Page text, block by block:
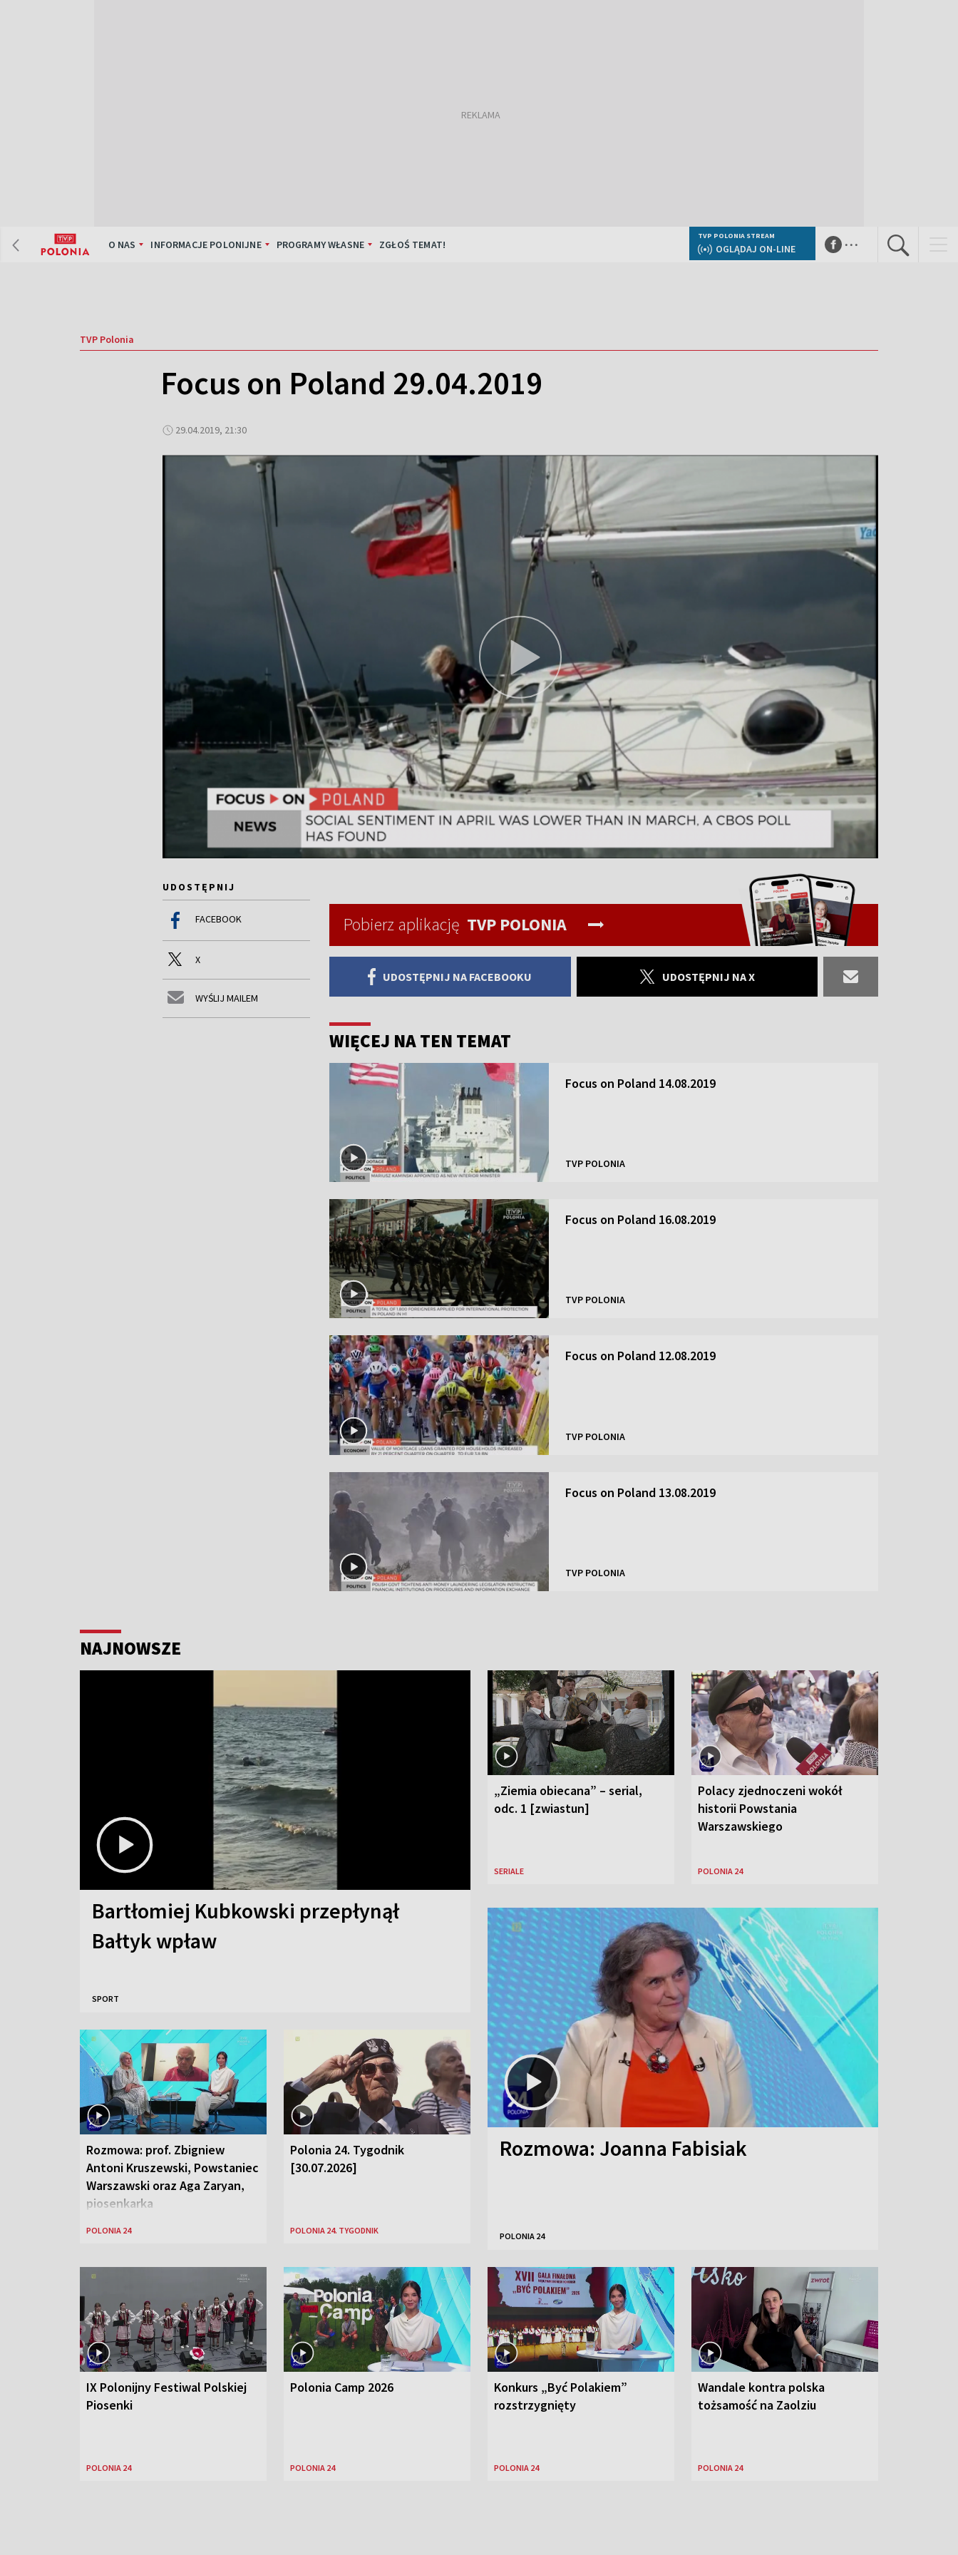
O NAS INFORMACJE POLONIJNE PROGRAMY WŁASNE ZGŁOŚ TEMAT!
TVP POLONIA STREAM
OGLĄDAJ ON-LINE ...
TVP Polonia
Focus on Poland 29.04.2019
29.04.2019, 21:30
UDOSTĘPNIJ
FACEBOOK
X
WYŚLIJ MAILEM
Pobierz aplikację TVP POLONIA
UDOSTĘPNIJ NA FACEBOOKU UDOSTĘPNIJ NA X
WIĘCEJ NA TEN TEMAT
Focus on Poland 14.08.2019
TVP POLONIA
Focus on Poland 16.08.2019
TVP POLONIA
Focus on Poland 12.08.2019
TVP POLONIA
Focus on Poland 13.08.2019
TVP POLONIA
NAJNOWSZE
Bartłomiej Kubkowski przepłynął
Bałtyk wpław
SPORT
„Ziemia obiecana” – serial,
odc. 1 [zwiastun]
SERIALE
Polacy zjednoczeni wokół
historii Powstania
Warszawskiego
POLONIA 24
Rozmowa: prof. Zbigniew
Antoni Kruszewski, Powstaniec
Warszawski oraz Aga Zaryan,
piosenkarka
POLONIA 24
Polonia 24. Tygodnik
[30.07.2026]
POLONIA 24. TYGODNIK
Rozmowa: Joanna Fabisiak
POLONIA 24
IX Polonijny Festiwal Polskiej
Piosenki
POLONIA 24
Polonia Camp 2026
POLONIA 24
Konkurs „Być Polakiem”
rozstrzygnięty
POLONIA 24
Wandale kontra polska
tożsamość na Zaolziu
POLONIA 24